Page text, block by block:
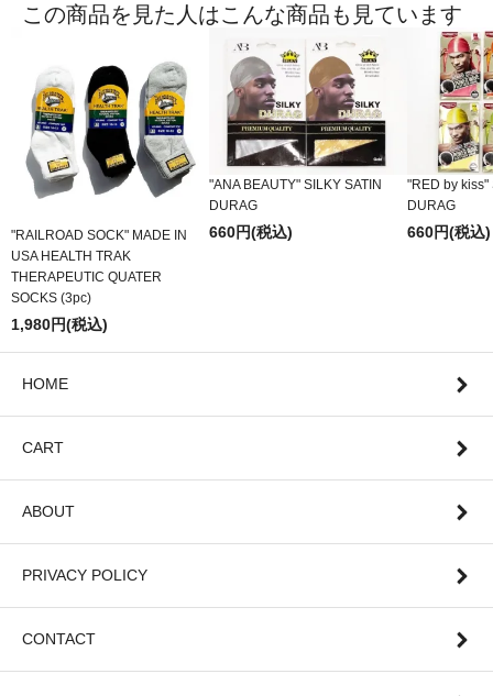
この商品を見た人はこんな商品も見ています
"RAILROAD SOCK" MADE IN
USA HEALTH TRAK
THERAPEUTIC QUATER
SOCKS (3pc)
1,980円(税込)
"ANA BEAUTY" SILKY SATIN
DURAG
660円(税込)
"RED by kiss"
DURAG
660円(税込)
HOME
CART
ABOUT
PRIVACY POLICY
CONTACT